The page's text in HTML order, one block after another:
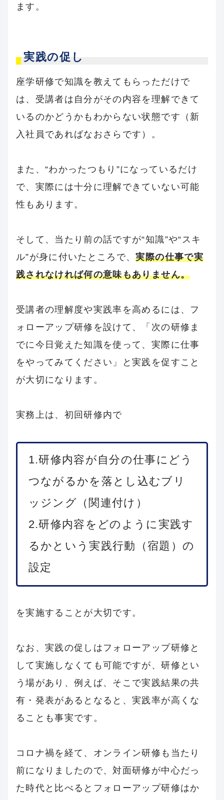
ます。
実践の促し
座学研修で知識を教えてもらっただけで
は、受講者は自分がその内容を理解できて
いるのかどうかもわからない状態です（新
入社員であればなおさらです）。
また、“わかったつもり”になっているだけ
で、実際には十分に理解できていない可能
性もあります。
そして、当たり前の話ですが“知識”や“スキ
ル”が身に付いたところで、実際の仕事で実
践されなければ何の意味もありません。
受講者の理解度や実践率を高めるには、フ
ォローアップ研修を設けて、「次の研修ま
でに今日覚えた知識を使って、実際に仕事
をやってみてください」と実践を促すこと
が大切になります。
実務上は、初回研修内で
1.研修内容が自分の仕事にどう
つながるかを落とし込むブリ
ッジング（関連付け）
2.研修内容をどのように実践す
るかという実践行動（宿題）の
設定
を実施することが大切です。
なお、実践の促しはフォローアップ研修と
して実施しなくても可能ですが、研修とい
う場があり、例えば、そこで実践結果の共
有・発表があるとなると、実践率が高くな
ることも事実です。
コロナ禍を経て、オンライン研修も当たり
前になりましたので、対面研修が中心だっ
た時代と比べるとフォローアップ研修はか